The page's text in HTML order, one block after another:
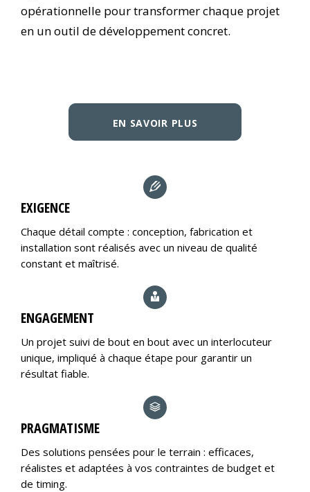
opérationnelle pour transformer chaque projet
en un outil de développement concret.
EN SAVOIR PLUS
EXIGENCE
Chaque détail compte : conception, fabrication et
installation sont réalisés avec un niveau de qualité
constant et maîtrisé.
ENGAGEMENT
Un projet suivi de bout en bout avec un interlocuteur
unique, impliqué à chaque étape pour garantir un
résultat fiable.
PRAGMATISME
Des solutions pensées pour le terrain : efficaces,
réalistes et adaptées à vos contraintes de budget et
de timing.